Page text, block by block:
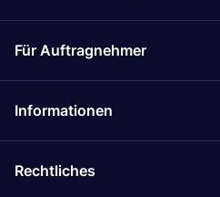
Für Auftragnehmer
Informationen
Rechtliches